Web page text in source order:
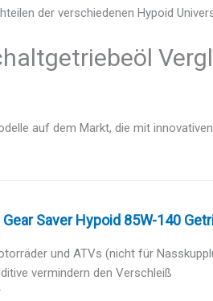
der verschiedenen Hypoid
auf dem Markt, die mit
Gear Saver Hypoid 85W-140
und ATVs (nicht für
vermindern den Verschleiß